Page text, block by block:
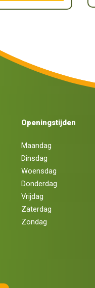
Openingstijden
Maandag
Dinsdag
Woensdag
Donderdag
Vrijdag
Zaterdag
Zondag